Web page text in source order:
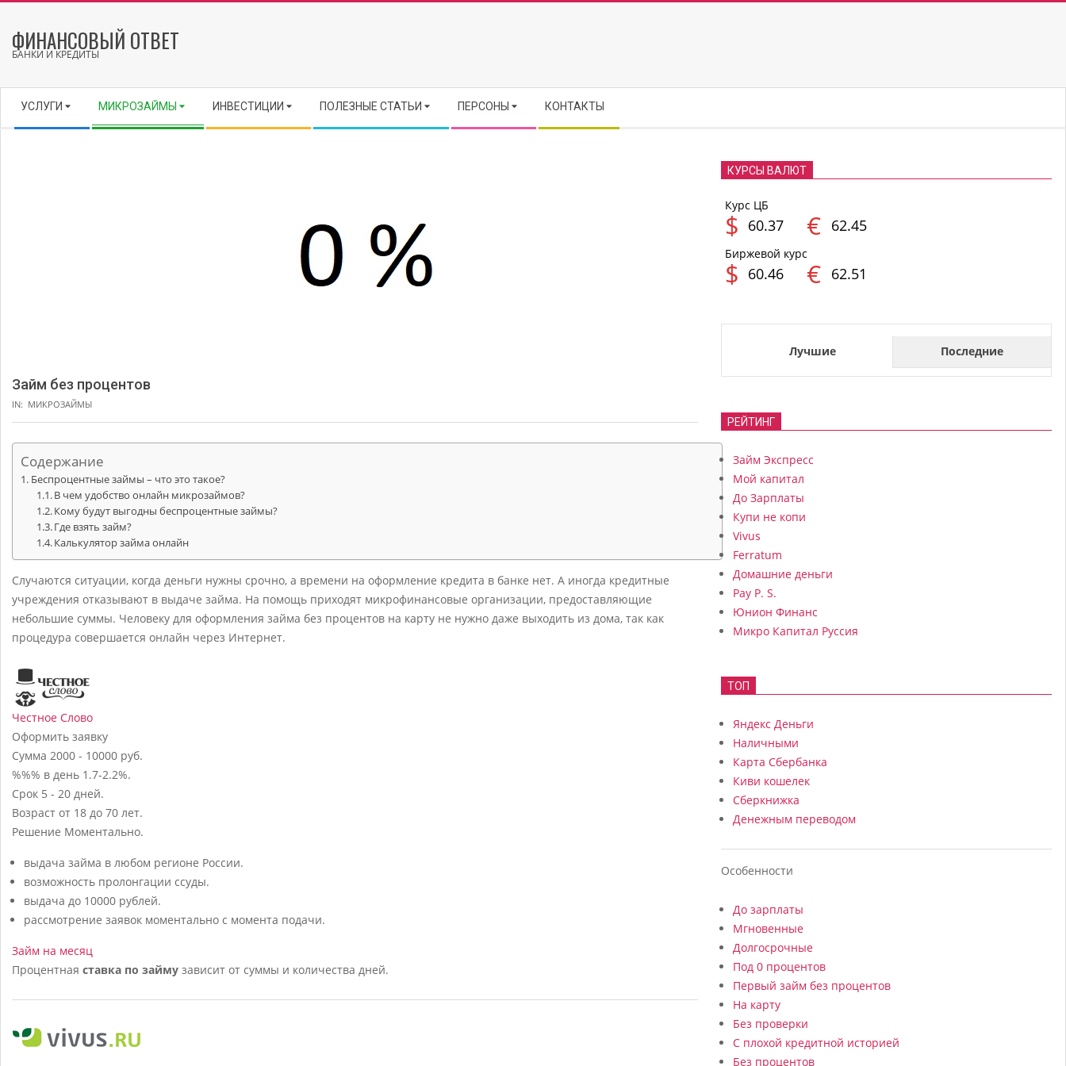
content
ФИНАНСОВЫЙ ОТВЕТ
БАНКИ И КРЕДИТЫ
Navigation
Menu
УСЛУГИ МИКРОЗАЙМЫ ИНВЕСТИЦИИ ПОЛЕЗНЫЕ СТАТЬИ ПЕРСОНЫ КОНТАКТЫ
Займ без процентов
IN: МИКРОЗАЙМЫ
Содержание
Беспроцентные займы – что это такое?
В чем удобство онлайн микрозаймов?
Кому будут выгодны беспроцентные займы?
Где взять займ?
Калькулятор займа онлайн
Случаются ситуации, когда деньги нужны срочно, а времени на оформление кредита в банке нет. А иногда кредитные
учреждения отказывают в выдаче займа. На помощь приходят микрофинансовые организации, предоставляющие
небольшие суммы. Человеку для оформления займа без процентов на карту не нужно даже выходить из дома, так как
процедура совершается онлайн через Интернет.
Честное Слово
Оформить заявку
Сумма 2000 - 10000 руб.
%%% в день 1.7-2.2%.
Срок 5 - 20 дней.
Возраст от 18 до 70 лет.
Решение Моментально.
выдача займа в любом регионе России.
возможность пролонгации ссуды.
выдача до 10000 рублей.
рассмотрение заявок моментально с момента подачи.
Займ на месяц
Процентная ставка по займу зависит от суммы и количества дней.
КУРСЫ ВАЛЮТ
Курс ЦБ
$ 60.37 € 62.45
Биржевой курс
$ 60.46 € 62.51
Лучшие Последние
РЕЙТИНГ
Займ Экспресс
Мой капитал
До Зарплаты
Купи не копи
Vivus
Ferratum
Домашние деньги
Pay P. S.
Юнион Финанс
Микро Капитал Руссия
ТОП
Яндекс Деньги
Наличными
Карта Сбербанка
Киви кошелек
Сберкнижка
Денежным переводом
Особенности
До зарплаты
Мгновенные
Долгосрочные
Под 0 процентов
Первый займ без процентов
На карту
Без проверки
С плохой кредитной историей
Без процентов